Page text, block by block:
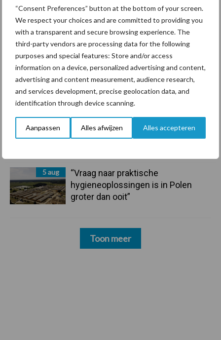
“Consent Preferences” button at the bottom of your screen.
We respect your choices and are committed to providing you
with a transparent and secure browsing experience. The
third-party vendors are processing data for the following
purposes and special features: Store and/or access
information on a device, personalized advertising and content,
advertising and content measurement, audience research,
and services development, precise geolocation data, and
identification through device scanning.
Aanpassen Alles afwijzen Alles accepteren
7 aug
De speenhuid: een vaak
onderschatte risicofactor voor
mastitis
ForFarmers ziet volume en
marktaandeel groeien in krimpende
Nederlandse markt
6 aug
Tien praktische tips voor een
langere levensduur
5 aug
“Vraag naar praktische
hygieneoplossingen is in Polen
groter dan ooit”
Toon meer